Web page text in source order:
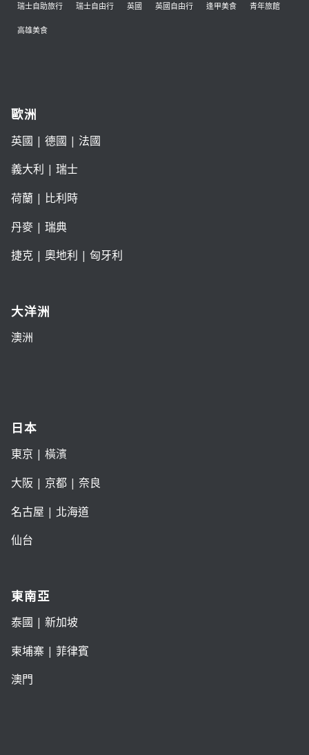
瑞士自助旅行 瑞士自由行 英國 英國自由行 逢甲美食 青年旅館
高雄美食
歐洲
英國 | 德國 | 法國
義大利 | 瑞士
荷蘭| 比利時
丹麥| 瑞典
捷克| 奧地利 | 匈牙利
大洋洲
澳洲
日本
東京 | 橫濱
大阪 | 京都| 奈良
名古屋 | 北海道
仙台
東南亞
泰國 | 新加坡
柬埔寨 | 菲律賓
澳門